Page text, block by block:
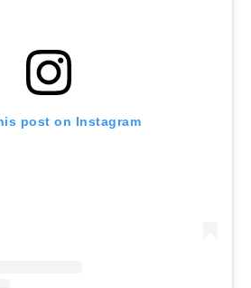
post on Instagram